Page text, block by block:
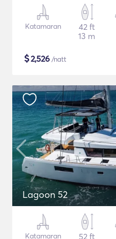
Katamaran
42 ft
13 m
$2,526 /natt
Lagoon 52
Katamaran
52 ft